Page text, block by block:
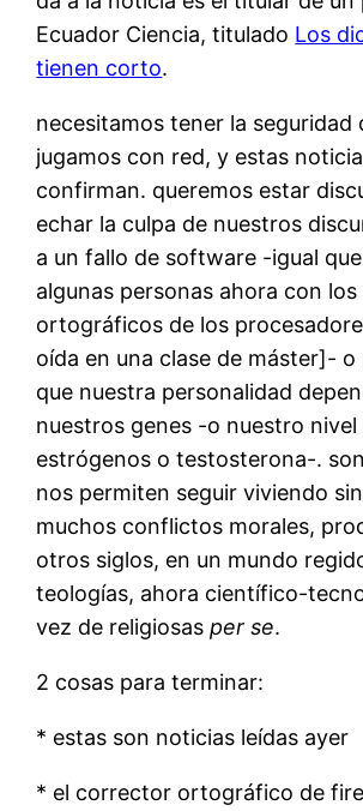
Ecuador Ciencia, titulado Los
tienen corto.
necesitamos tener la seguridad
jugamos con red, y estas
confirman. queremos estar
echar la culpa de nuestros
a un fallo de software -igual
algunas personas ahora con
ortográficos de los
oída en una clase de máster]-
que nuestra personalidad
nuestros genes -o nuestro nivel
estrógenos o testosterona-.
nos permiten seguir viviendo
muchos conflictos morales,
otros siglos, en un mundo
teologías, ahora científico-
vez de religiosasper se.
2 cosas para terminar:
* estas son noticias leídas ayer
* el corrector ortográfico de